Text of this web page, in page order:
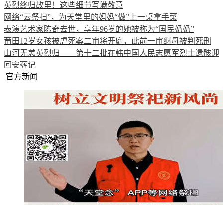
英烈终归故里！这些细节写满敬意
网络“云祭扫”，为天堂里的妈妈“做”上一桌拿手菜
表演艺术家陈奇去世，享年96岁的她被称为“国民奶奶”
莆田12岁女孩被虐死案二审将开庭，此前一审继母被判死刑
山河无恙英烈归——第十二批在韩中国人民志愿军烈士遗骸迎
回安葬记
官方新闻